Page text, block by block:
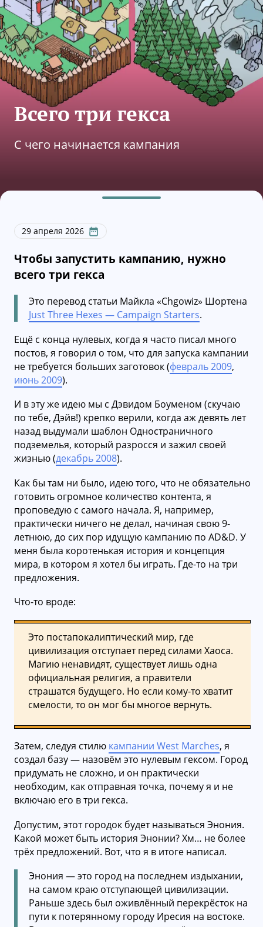
Всего три гекса
С чего начинается кампания
29 апреля 2026
Чтобы запустить кампанию, нужно
всего три гекса
Это перевод статьи Майкла «Chgowiz» Шортена
Just Three Hexes — Campaign Starters.
Ещё с конца нулевых, когда я часто писал много
постов, я говорил о том, что для запуска кампании
не требуется больших заготовок (февраль 2009,
июнь 2009).
И в эту же идею мы с Дэвидом Боуменом (скучаю
по тебе, Дэйв!) крепко верили, когда аж девять лет
назад выдумали шаблон Одностраничного
подземелья, который разросся и зажил своей
жизнью (декабрь 2008).
Как бы там ни было, идею того, что не обязательно
готовить огромное количество контента, я
проповедую с самого начала. Я, например,
практически ничего не делал, начиная свою 9-
летнюю, до сих пор идущую кампанию по AD&D. У
меня была коротенькая история и концепция
мира, в котором я хотел бы играть. Где-то на три
предложения.
Что-то вроде:
Это постапокалиптический мир, где
цивилизация отступает перед силами Хаоса.
Магию ненавидят, существует лишь одна
официальная религия, а правители
страшатся будущего. Но если кому-то хватит
смелости, то он мог бы многое вернуть.
Затем, следуя стилю кампании West Marches, я
создал базу — назовём это нулевым гексом. Город
придумать не сложно, и он практически
необходим, как отправная точка, почему я и не
включаю его в три гекса.
Допустим, этот городок будет называться Энония.
Какой может быть история Энонии? Хм… не более
трёх предложений. Вот, что я в итоге написал.
Энония — это город на последнем издыхании,
на самом краю отступающей цивилизации.
Раньше здесь был оживлённый перекрёсток на
пути к потерянному городу Иресия на востоке.